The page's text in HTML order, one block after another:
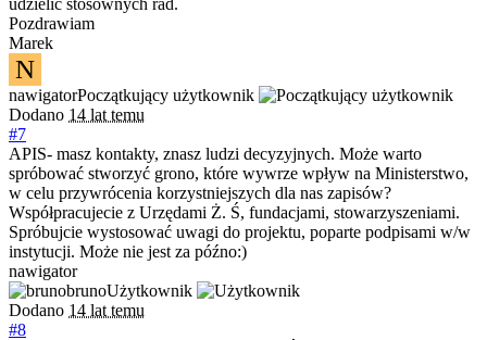
udzielić stosownych rad.
Pozdrawiam
Marek
N
nawigatorPoczątkujący użytkownik
Dodano 14 lat temu
#7
APIS- masz kontakty, znasz ludzi decyzyjnych. Może warto
spróbować stworzyć grono, które wywrze wpływ na Ministerstwo,
w celu przywrócenia korzystniejszych dla nas zapisów?
Współpracujecie z Urzędami Ż. Ś, fundacjami, stowarzyszeniami.
Spróbujcie wystosować uwagi do projektu, poparte podpisami w/w
instytucji. Może nie jest za późno:)
nawigator
brunoUżytkownik
Dodano 14 lat temu
#8